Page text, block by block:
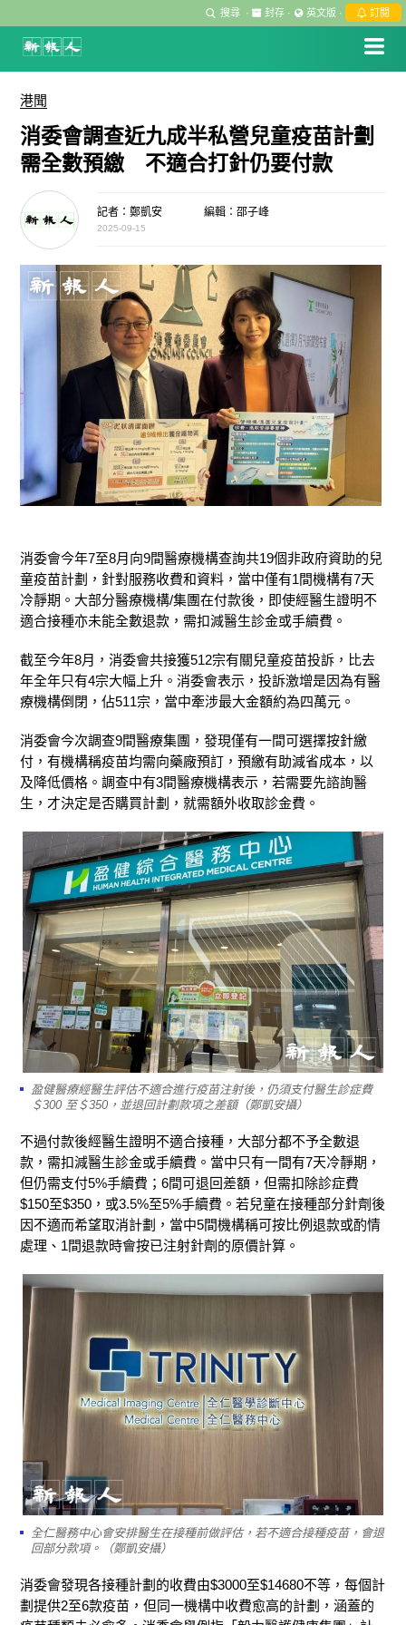
搜尋 · 封存 · 英文版 · 訂閱
港聞
消委會調查近九成半私營兒童疫苗計劃
需全數預繳 不適合打針仍要付款
記者：鄭凱安 編輯：邵子峰
2025-09-15
消委會今年7至8月向9間醫療機構查詢共19個非政府資助的兒
童疫苗計劃，針對服務收費和資料，當中僅有1間機構有7天
冷靜期。大部分醫療機構/集團在付款後，即使經醫生證明不
適合接種亦未能全數退款，需扣減醫生診金或手續費。
截至今年8月，消委會共接獲512宗有關兒童疫苗投訴，比去
年全年只有4宗大幅上升。消委會表示，投訴激增是因為有醫
療機構倒閉，佔511宗，當中牽涉最大金額約為四萬元。
消委會今次調查9間醫療集團，發現僅有一間可選擇按針繳
付，有機構稱疫苗均需向藥廠預訂，預繳有助減省成本，以
及降低價格。調查中有3間醫療機構表示，若需要先諮詢醫
生，才決定是否購買計劃，就需額外收取診金費。
盈健醫療經醫生評估不適合進行疫苗注射後，仍須支付醫生診症費
＄300 至＄350，並退回計劃款項之差額（鄭凱安攝）
不過付款後經醫生證明不適合接種，大部分都不予全數退
款，需扣減醫生診金或手續費。當中只有一間有7天冷靜期，
但仍需支付5%手續費；6間可退回差額，但需扣除診症費
$150至$350，或3.5%至5%手續費。若兒童在接種部分針劑後
因不適而希望取消計劃，當中5間機構稱可按比例退款或酌情
處理、1間退款時會按已注射針劑的原價計算。
全仁醫務中心會安排醫生在接種前做評估，若不適合接種疫苗，會退
回部分款項。（鄭凱安攝）
消委會發現各接種計劃的收費由$3000至$14680不等，每個計
劃提供2至6款疫苗，但同一機構中收費愈高的計劃，涵蓋的